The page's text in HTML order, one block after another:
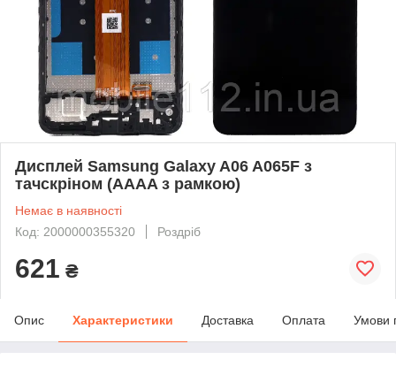
Дисплей Samsung Galaxy A06 A065F з
тачскріном (AAAA з рамкою)
Немає в наявності
Код: 2000000355320
Роздріб
621 ₴
Опис Характеристики Доставка Оплата Умови